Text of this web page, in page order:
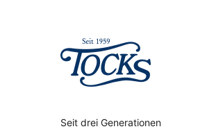
Seit drei Generationen